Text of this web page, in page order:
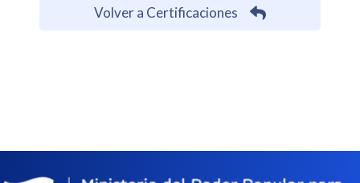
Volver a Certificaciones